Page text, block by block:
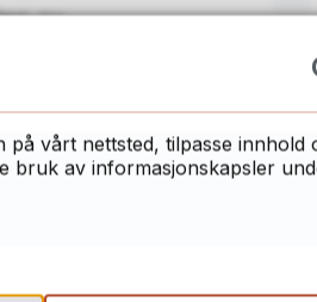
av...
vårt nettsted, tilpasse
av informasjonskapsler